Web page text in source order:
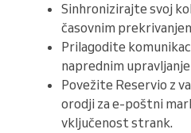
Sinhronizirajte svoj
časovnim
Prilagodite
naprednim
Povežite Reservio z
orodji za e-poštni
vključenost strank.